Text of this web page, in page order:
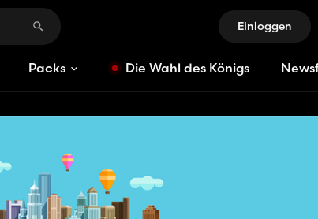
Einloggen
Packs Die Wahl des Königs